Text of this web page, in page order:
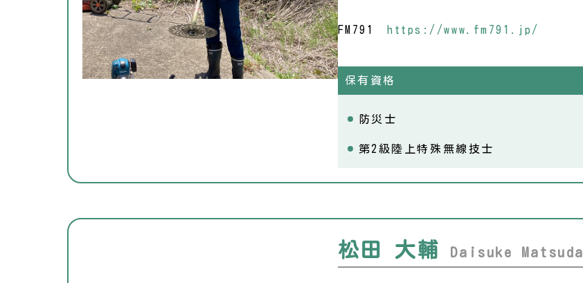
FM791 https://www.fm791.jp/
保有資格
防災士
第2級陸上特殊無線技士
松田 大輔 Daisuke Matsuda